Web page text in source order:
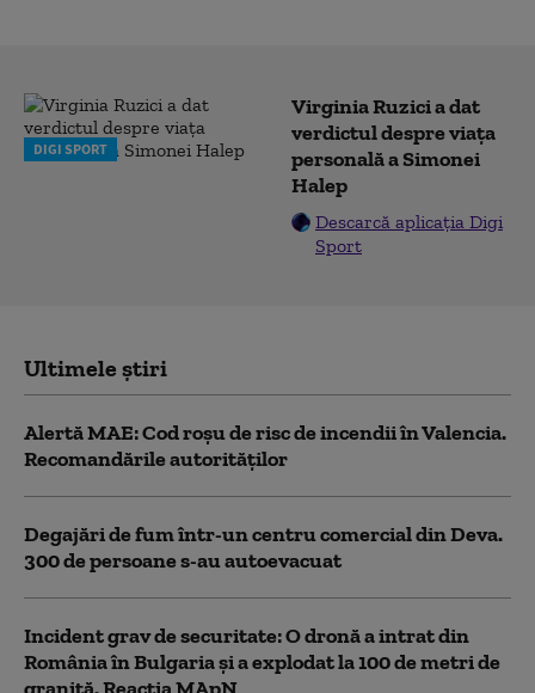
DIGI SPORT
Virginia Ruzici a dat
verdictul despre viața
personală a Simonei
Halep
Descarcă aplicația Digi
Sport
Ultimele știri
Alertă MAE: Cod roșu de risc de incendii în Valencia.
Recomandările autorităților
Degajări de fum într-un centru comercial din Deva.
300 de persoane s-au autoevacuat
Incident grav de securitate: O dronă a intrat din
România în Bulgaria şi a explodat la 100 de metri de